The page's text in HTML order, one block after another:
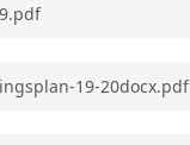
19-20docx.pdf